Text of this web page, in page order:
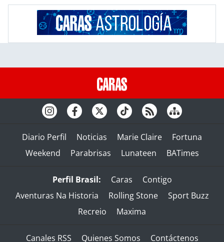
Diario Perfil Noticias Marie Claire
Fortuna
Weekend
Parabrisas Lunateen BATimes
Perfil Brasil: Caras
Contigo
Aventuras Na Historia
Rolling Stone
Sport Buzz
Recreio
Maxima
Canales RSS Quienes Somos Contáctenos